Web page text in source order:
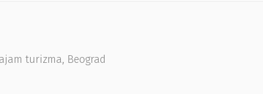
turizma, Beograd